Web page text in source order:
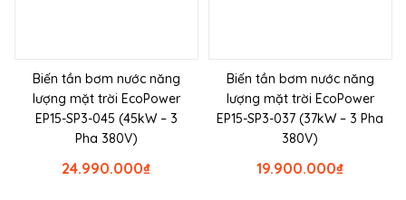
Biến tần bơm nước năng
lượng mặt trời EcoPower
EP15-SP3-045 (45kW – 3
Pha 380V)
₫
24.990.000
Biến tần bơm nước năng
lượng mặt trời EcoPower
EP15-SP3-037 (37kW – 3 Pha
380V)
₫
19.900.000